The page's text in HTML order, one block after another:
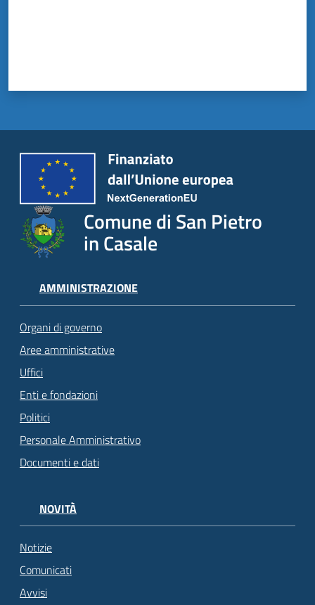
Comune di San Pietro
in Casale
AMMINISTRAZIONE
Organi di governo
Aree amministrative
Uffici
Enti e fondazioni
Politici
Personale Amministrativo
Documenti e dati
NOVITÀ
Notizie
Comunicati
Avvisi